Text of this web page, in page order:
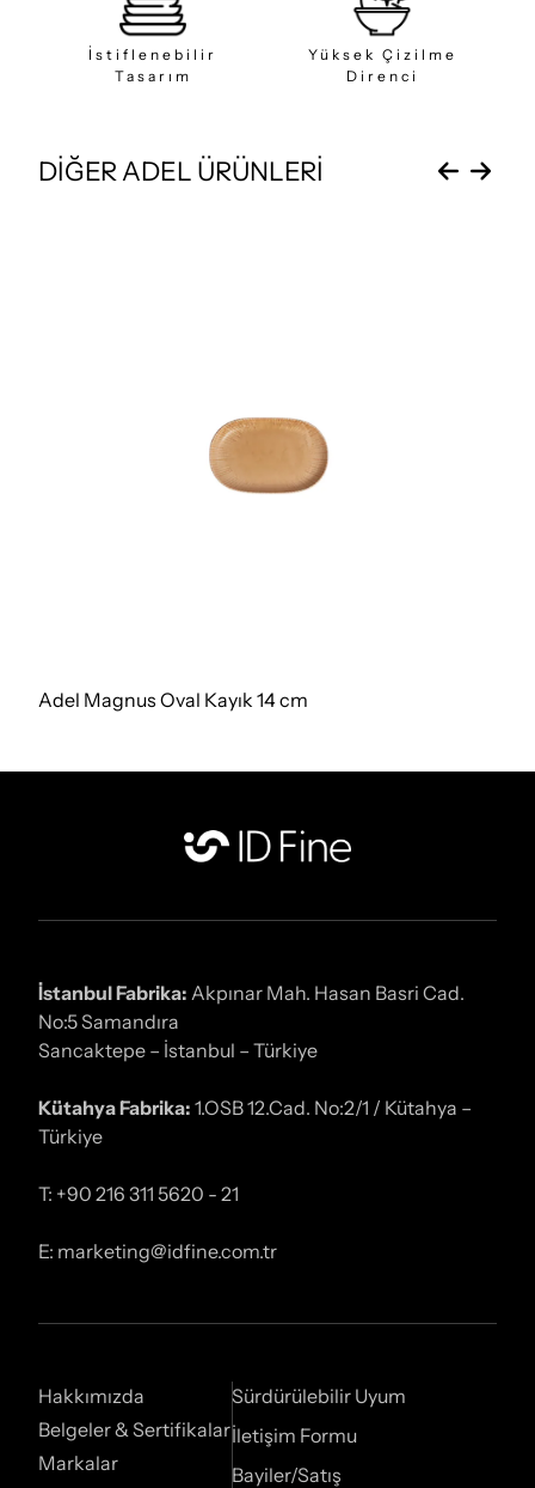
İstiflenebilir
Tasarım
Yüksek Çizilme
Direnci
DİĞER ADEL ÜRÜNLERİ
Adel Magnus Oval Kayık 14 cm
İstanbul Fabrika: Akpınar Mah. Hasan Basri Cad.
No:5 Samandıra
Sancaktepe – İstanbul – Türkiye
Kütahya Fabrika: 1.OSB 12.Cad. No:2/1 / Kütahya –
Türkiye
T: +90 216 311 5620 - 21
E: marketing@idfine.com.tr
Hakkımızda
Belgeler & Sertifikalar
Markalar
Sürdürülebilir Uyum
İletişim Formu
Bayiler/Satış